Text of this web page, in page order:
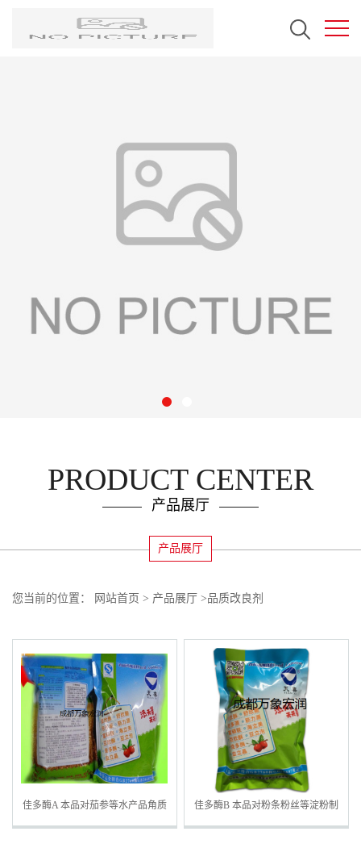
PRODUCT CENTER
产品展厅
产品展厅
您当前的位置： 网站首页 > 产品展厅 >品质改良剂
佳多酶A 本品对茄参等水产品角质
皮层有水解作用 对牛肉
佳多酶B 本品对粉条粉丝等淀粉制
品有水解退浆